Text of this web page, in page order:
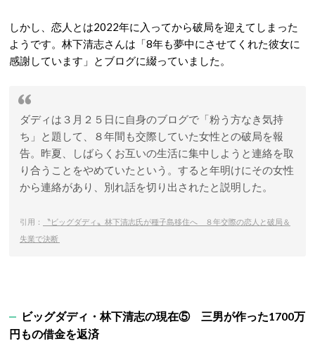
しかし、恋人とは2022年に入ってから破局を迎えてしまった
ようです。林下清志さんは「8年も夢中にさせてくれた彼女に
感謝しています」とブログに綴っていました。
ダディは３月２５日に自身のブログで「粉う方なき気持
ち」と題して、８年間も交際していた女性との破局を報
告。昨夏、しばらくお互いの生活に集中しようと連絡を取
り合うことをやめていたという。すると年明けにその女性
から連絡があり、別れ話を切り出されたと説明した。
引用：
〝ビッグダディ〟林下清志氏が種子島移住へ ８年交際の恋人と破局＆
失業で決断
ビッグダディ・林下清志の現在⑤ 三男が作った1700万
円もの借金を返済